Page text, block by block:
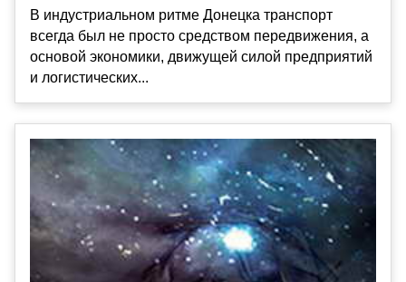
В индустриальном ритме Донецка транспорт
всегда был не просто средством передвижения, а
основой экономики, движущей силой предприятий
и логистических...